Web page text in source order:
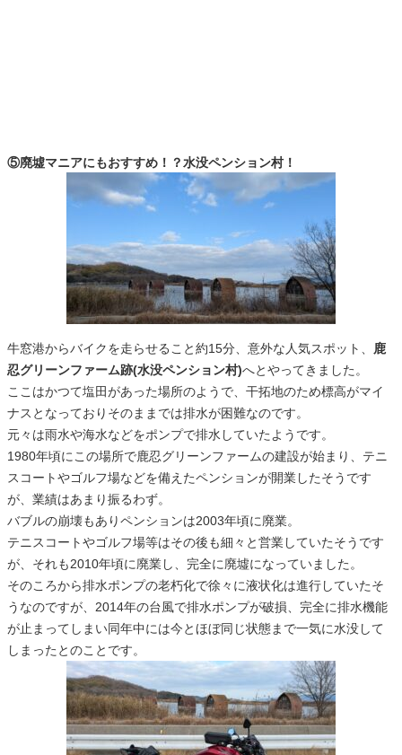
⑤廃墟マニアにもおすすめ！？水没ペンション村！
牛窓港からバイクを走らせること約15分、意外な人気スポット、
鹿
忍グリーンファーム跡(水没ペンション村)へとやってきました。
ここはかつて塩田があった場所のようで、干拓地のため標高がマイ
ナスとなっておりそのままでは排水が困難なのです。
元々は雨水や海水などをポンプで排水していたようです。
1980年頃にこの場所で鹿忍グリーンファームの建設が始まり、テニ
スコートやゴルフ場などを備えたペンションが開業したそうです
が、業績はあまり振るわず。
バブルの崩壊もありペンションは2003年頃に廃業。
テニスコートやゴルフ場等はその後も細々と営業していたそうです
が、それも2010年頃に廃業し、完全に廃墟になっていました。
そのころから排水ポンプの老朽化で徐々に液状化は進行していたそ
うなのですが、2014年の台風で排水ポンプが破損、完全に排水機能
が止まってしまい同年中には今とほぼ同じ状態まで一気に水没して
しまったとのことです。